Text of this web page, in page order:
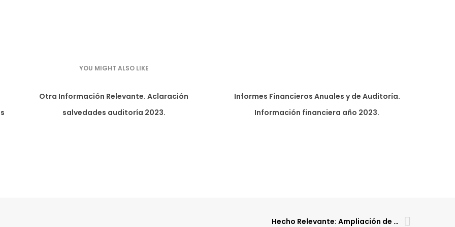
YOU MIGHT ALSO LIKE
Otra Información Relevante. Aclaración
salvedades auditoría 2023.
Informes Financieros Anuales y de Auditoría.
Información financiera año 2023.
Hecho Relevante: Ampliación de Capital CLERHP Estructuras Bolivia SRL